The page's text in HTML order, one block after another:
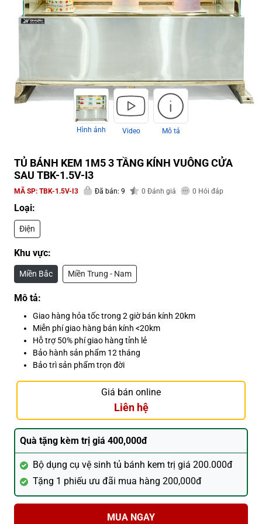
Hình ảnh Video Mô tả
TỦ BÁNH KEM 1M5 3 TẦNG KÍNH VUÔNG CỬA
SAU TBK-1.5V-I3
MÃ SP: TBK-1.5V-I3 Đã bán: 9 0 Đánh giá 0 Hỏi đáp
Loại:
Điện
Khu vực:
Miền Bắc Miền Trung - Nam
Mô tả:
Giao hàng hỏa tốc trong 2 giờ bán kính 20km
Miễn phí giao hàng bán kính <20km
Hỗ trợ 50% phí giao hàng tỉnh lẻ
Bảo hành sản phẩm 12 tháng
Bảo trì sản phẩm trọn đời
Giá bán online
Liên hệ
Quà tặng kèm trị giá 400,000đ
Bộ dụng cụ vệ sinh tủ bánh kem trị giá 200.000đ
Tặng 1 phiếu ưu đãi mua hàng 200,000đ
MUA NGAY